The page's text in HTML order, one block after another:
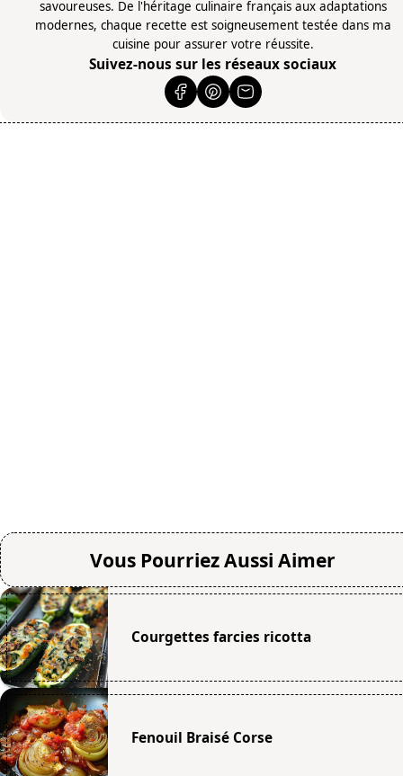
savoureuses. De l'héritage culinaire français aux adaptations
modernes, chaque recette est soigneusement testée dans ma
cuisine pour assurer votre réussite.
Suivez-nous sur les réseaux sociaux
Vous Pourriez Aussi Aimer
Courgettes farcies ricotta
Fenouil Braisé Corse